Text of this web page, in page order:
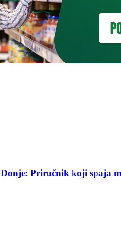
Priručnik koji spaja